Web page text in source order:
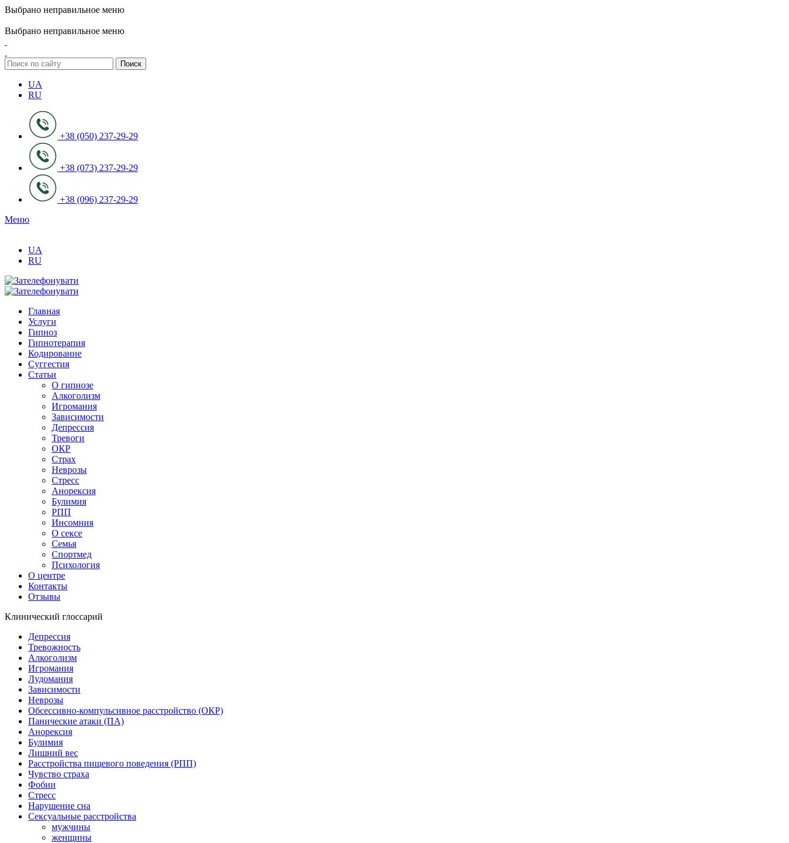
Выбрано неправильное меню
Выбрано неправильное меню
Поиск
UA
RU
+38 (050) 237-29-29
+38 (073) 237-29-29
+38 (096) 237-29-29
Меню
UA
RU
Главная
Услуги
Гипноз
Гипнотерапия
Кодирование
Суггестия
Статьи
О гипнозе
Алкоголизм
Игромания
Зависимости
Депрессия
Тревоги
ОКР
Страх
Неврозы
Стресс
Анорексия
Булимия
РПП
Инсомния
О сексе
Семья
Спортмед
Психология
О центре
Контакты
Отзывы
Клинический глоссарий
Депрессия
Тревожность
Алкоголизм
Игромания
Лудомания
Зависимости
Неврозы
Обсессивно-компульсивное расстройство (ОКР)
Панические атаки (ПА)
Анорексия
Булимия
Лишний вес
Расстройства пищевого поведения (РПП)
Чувство страха
Фобии
Стресс
Нарушение сна
Сексуальные расстройства
мужчины
женщины